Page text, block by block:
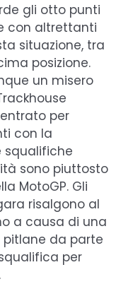
gli otto punti
con altrettanti
situazione, tra
posizione.
un misero
entrato per
con la
squalifiche
sono piuttosto
MotoGP. Gli
risalgono al
a causa di una
da parte
per